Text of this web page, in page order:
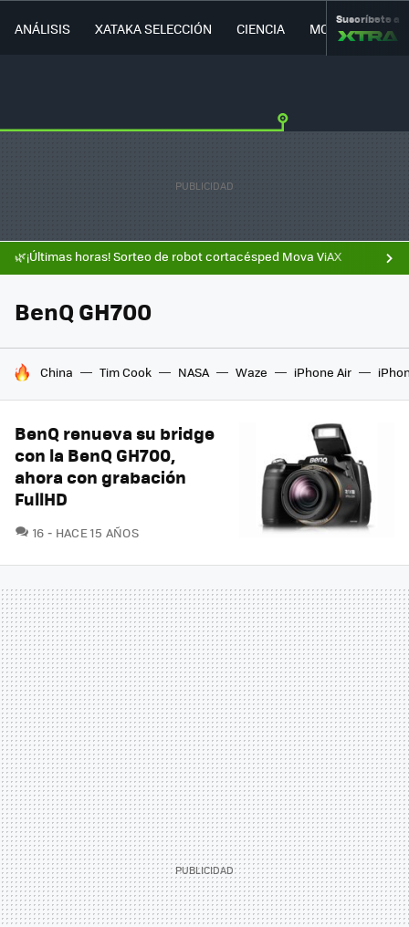
ANÁLISIS XATAKA SELECCIÓN CIENCIA MOVILIDAD
Suscríbete a
🌿¡Últimas horas! Sorteo de robot cortacésped Mova ViAX
BenQ GH700
HOY SE HABLA DE
China Tim Cook NASA Waze iPhone Air
BenQ renueva su bridge
con la BenQ GH700,
ahora con grabación
FullHD
16 COMENTARIOS
HACE 15 AÑOS